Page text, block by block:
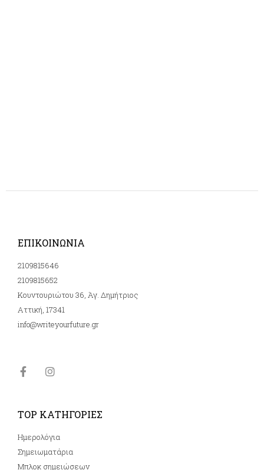
ΕΠΙΚΟΙΝΩΝΙΑ
2109815646
2109815652
Κουντουριώτου 36, Άγ. Δημήτριος
Αττική, 17341
info@writeyourfuture.gr
TOP ΚΑΤΗΓΟΡΙΕΣ
Ημερολόγια
Σημειωματάρια
Μπλοκ σημειώσεων